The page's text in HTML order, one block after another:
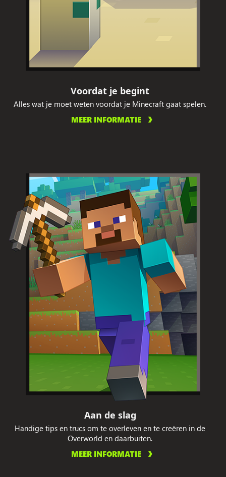
Voordat je begint
Alles wat je moet weten voordat je Minecraft gaat spelen.
MEER INFORMATIE
Aan de slag
Handige tips en trucs om te overleven en te creëren in de
Overworld en daarbuiten.
MEER INFORMATIE